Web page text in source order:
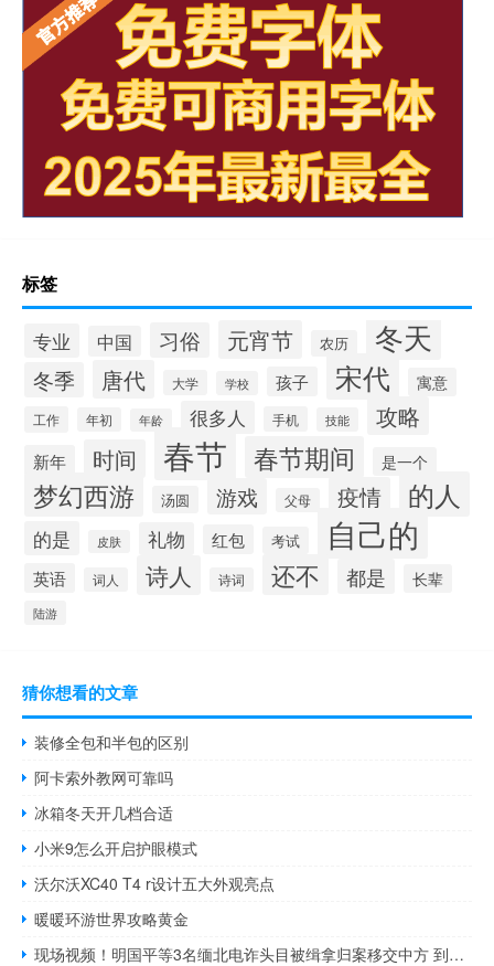
标签
专业 中国 习俗 元宵节 农历 冬天
冬季 唐代 大学 学校 孩子 宋代 寓意
工作 年初 年龄 很多人 手机 技能 攻略
新年 时间 春节 春节期间 是一个
梦幻西游 汤圆 游戏 父母 疫情 的人
的是 皮肤 礼物 红包 考试 自己的
英语 词人 诗人 诗词 还不 都是 长辈
陆游
猜你想看的文章
装修全包和半包的区别
阿卡索外教网可靠吗
冰箱冬天开几档合适
小米9怎么开启护眼模式
沃尔沃XC40 T4 r设计五大外观亮点
暖暖环游世界攻略黄金
现场视频！明国平等3名缅北电诈头目被缉拿归案移交中方 到底什么情况嘞